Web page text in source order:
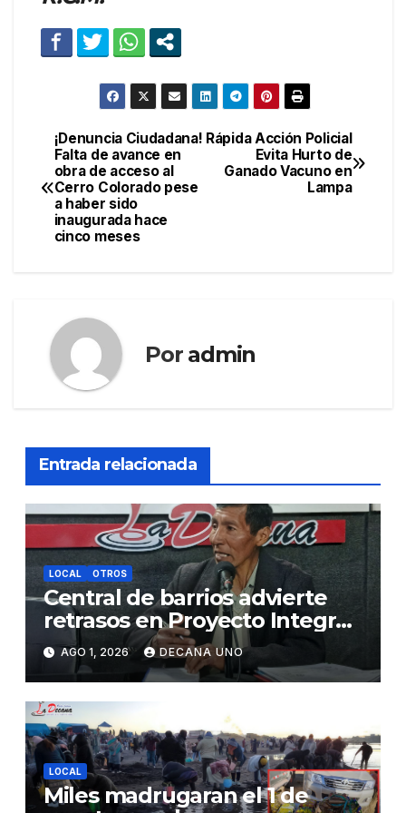
Navegación
de
entradas
Rápida Acción Policial
Evita Hurto de
Ganado Vacuno en
Lampa
¡Denuncia Ciudadana!
Falta de avance en
obra de acceso al
Cerro Colorado pese
a haber sido
inaugurada hace
cinco meses
Por admin
Entrada relacionada
LOCAL OTROS
Central de barrios advierte
retrasos en Proyecto Integral
de Agua y Alcantarillado para
Juliaca
AGO 1, 2026 DECANA UNO
LOCAL
Miles madrugaran el 1 de